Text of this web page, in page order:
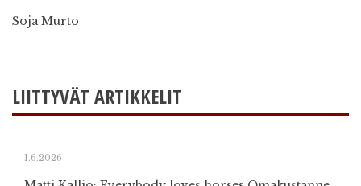
Soja Murto
LIITTYVÄT ARTIKKELIT
1.6.2026